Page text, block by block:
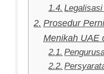
Prosedur
Menikah UAE